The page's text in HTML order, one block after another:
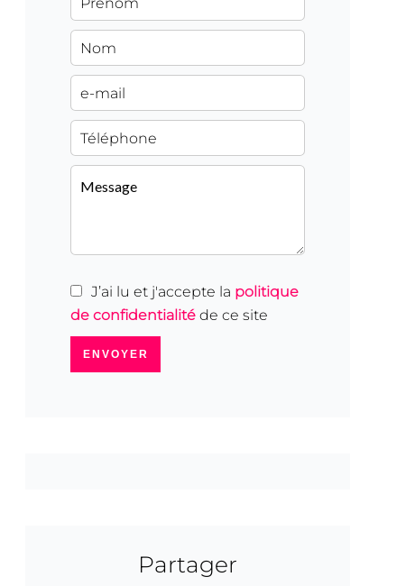
J’ai lu et j'accepte la politique
de confidentialité de ce site
ENVOYER
Partager